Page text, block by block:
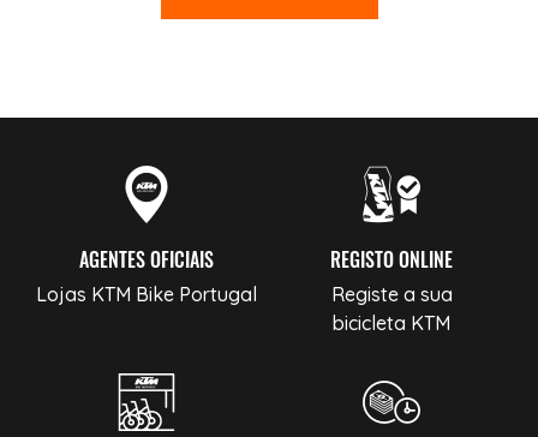
AGENTES OFICIAIS
Lojas KTM Bike Portugal
REGISTO ONLINE
Registe a sua
bicicleta KTM